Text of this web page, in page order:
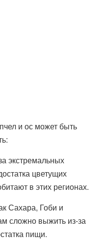
и ос может быть
экстремальных
цветущих
в этих регионах.
Сахара, Гоби и
сложно выжить из-за
пищи.